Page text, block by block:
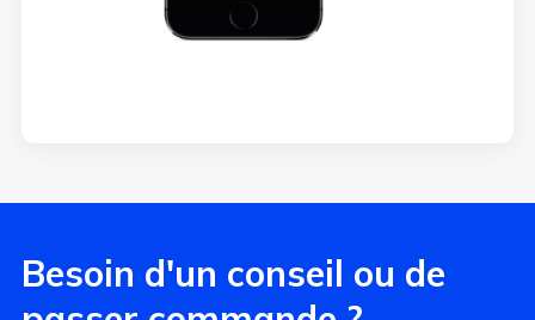
Besoin d'un conseil ou de